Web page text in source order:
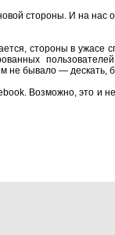
стороны. И на нас
стороны в ужасе
не бывало — дескать,
Возможно, это и